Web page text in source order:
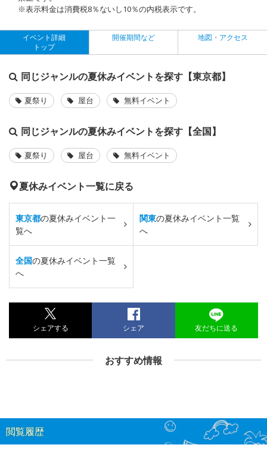
※表示料金は消費税8％ないし10％の内税表示です。
イベント詳細
トップ
開催期間など 地図・アクセス
同じジャンルの夏休みイベントを探す【東京都】
夏祭り 屋台 無料イベント
同じジャンルの夏休みイベントを探す【全国】
夏祭り 屋台 無料イベント
夏休みイベント一覧に戻る
東京都の夏休みイベント一
覧へ
関東の夏休みイベント一覧
へ
全国の夏休みイベント一覧
へ
シェアする シェア 友だちに送る
おすすめ情報
閲覧履歴